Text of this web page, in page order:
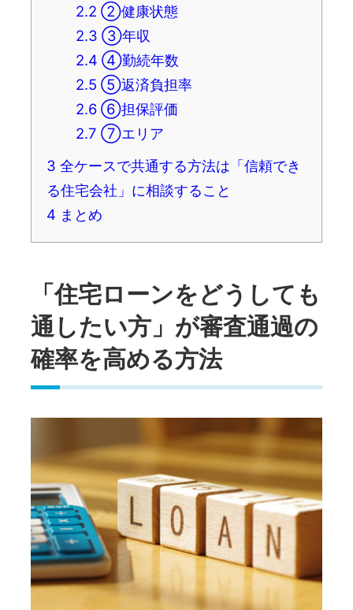
2.2 ②健康状態
2.3 ③年収
2.4 ④勤続年数
2.5 ⑤返済負担率
2.6⑥担保評価
2.7 ⑦エリア
3 全ケースで共通する方法は「信頼でき
る住宅会社」に相談すること
4 まとめ
「住宅ローンをどうしても
通したい方」が審査通過の
確率を高める方法